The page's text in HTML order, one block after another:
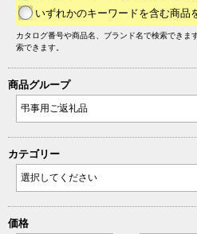
いずれかのキーワードを含む商品
カタログ番号や商品名、ブランド名で検索できま
索できます。
商品グループ
カテゴリー
価格